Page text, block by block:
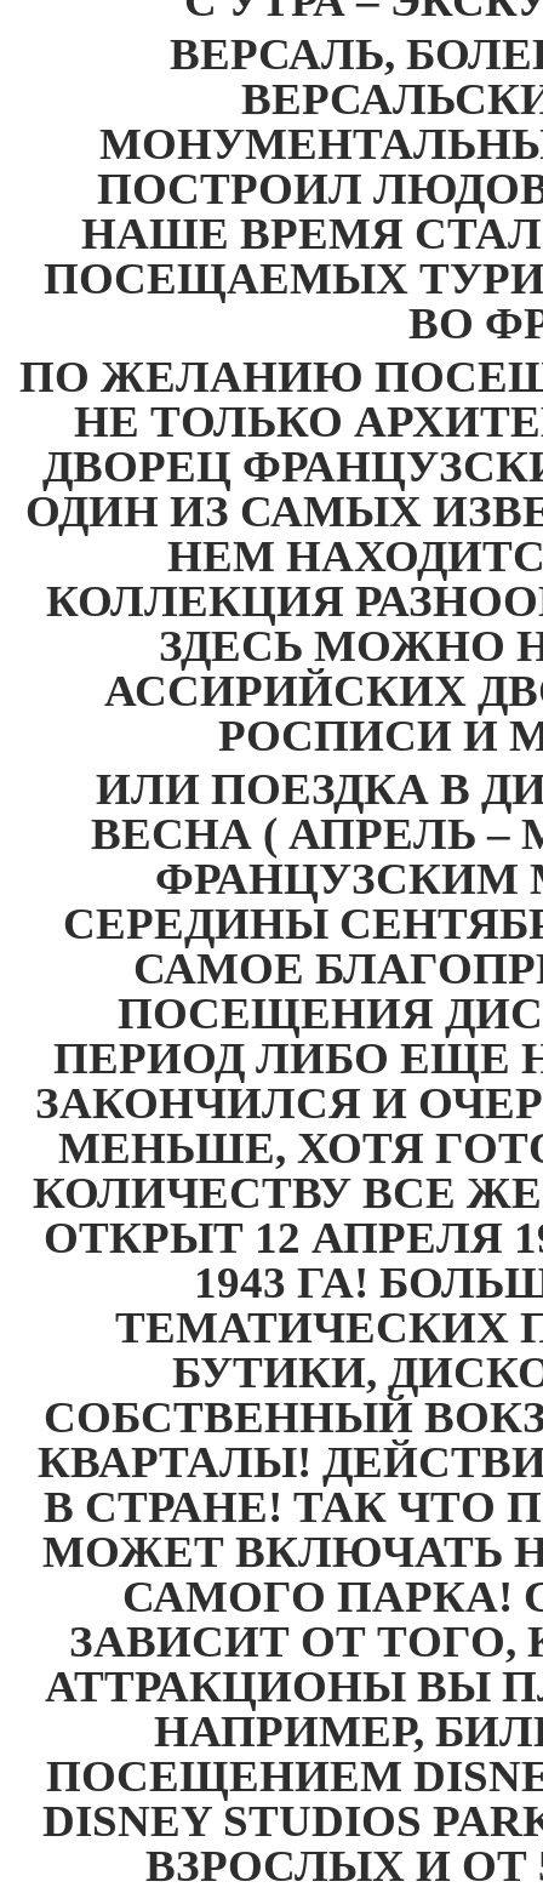
ВЕРСАЛЬ,
ПОСТРОИЛ
НАШЕ ВРЕМЯ
ПОСЕЩАЕМЫХ
ВО
ПО ЖЕЛАНИЮ
НЕ ТОЛЬКО
ДВОРЕЦ
ОДИН ИЗ САМЫХ
НЕМ
КОЛЛЕКЦИЯ
ЗДЕСЬ МОЖНО
АССИРИЙСКИХ
РОСПИСИ И
ИЛИ ПОЕЗДКА В
ВЕСНА ( АПРЕЛЬ
ФРАНЦУЗСКИМ
СЕРЕДИНЫ
САМОЕ
ПОСЕЩЕНИЯ
ПЕРИОД ЛИБО ЕЩЕ
ЗАКОНЧИЛСЯ И
МЕНЬШЕ, ХОТЯ
КОЛИЧЕСТВУ ВСЕ
ОТКРЫТ 12 АПРЕЛЯ
1943 ГА!
ТЕМАТИЧЕСКИХ
БУТИКИ,
СОБСТВЕННЫЙ
КВАРТАЛЫ!
В СТРАНЕ! ТАК ЧТО
МОЖЕТ ВКЛЮЧАТЬ
САМОГО ПАРКА!
ЗАВИСИТ ОТ ТОГО,
АТТРАКЦИОНЫ ВЫ
НАПРИМЕР,
ПОСЕЩЕНИЕМ
DISNEY STUDIOS
ВЗРОСЛЫХ И ОТ